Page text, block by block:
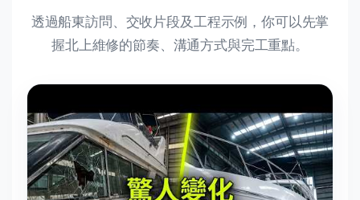
透過船東訪問、交收片段及工程示例，你可以先掌
握北上維修的節奏、溝通方式與完工重點。